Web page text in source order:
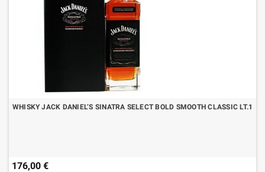
WHISKY JACK DANIEL’S SINATRA SELECT BOLD SMOOTH CLASSIC LT.1
176,00 €